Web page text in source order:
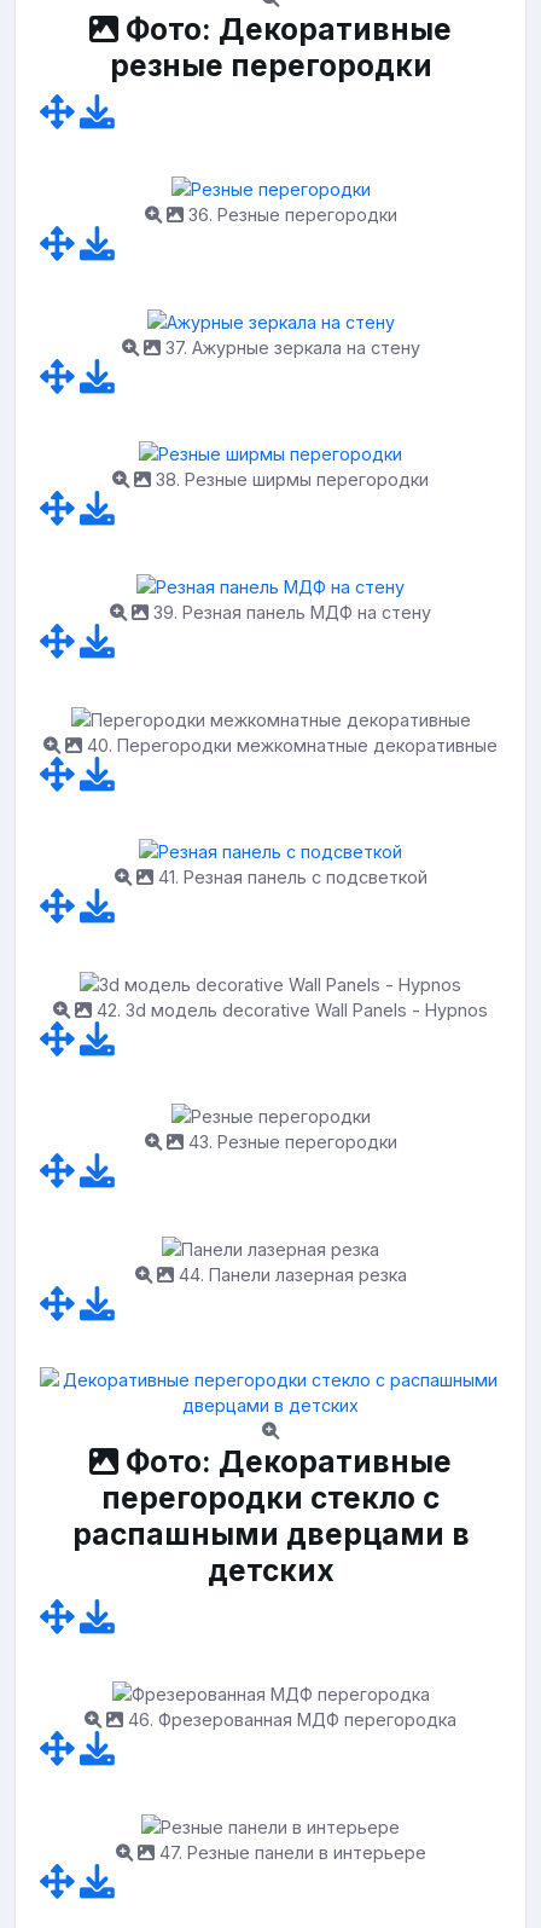
Фото: Декоративные
резные перегородки
36. Резные перегородки
37. Ажурные зеркала на стену
38. Резные ширмы перегородки
39. Резная панель МДФ на стену
40. Перегородки межкомнатные декоративные
41. Резная панель с подсветкой
42. 3d модель decorative Wall Panels - Hypnos
43. Резные перегородки
44. Панели лазерная резка
Фото: Декоративные
перегородки стекло с
распашными дверцами в
детских
46. Фрезерованная МДФ перегородка
47. Резные панели в интерьере